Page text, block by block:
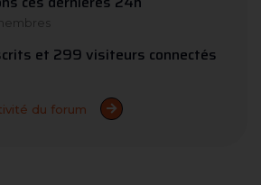
et 299 visiteurs connectés
du forum